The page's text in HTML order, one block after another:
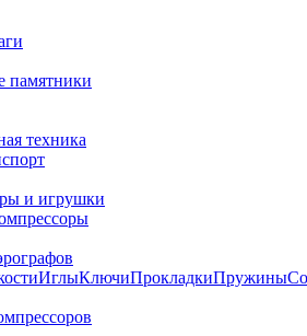
памятники
техника
и игрушки
ИглыКлючиПрокладкиПружины